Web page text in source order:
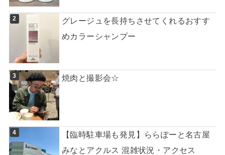
グレージュを長持ちさせてくれるおすす
めカラーシャンプー
焼肉と撮影会☆
【臨時駐車場も発見】ららぽーと名古屋
みなとアクルス 混雑状況・アクセス